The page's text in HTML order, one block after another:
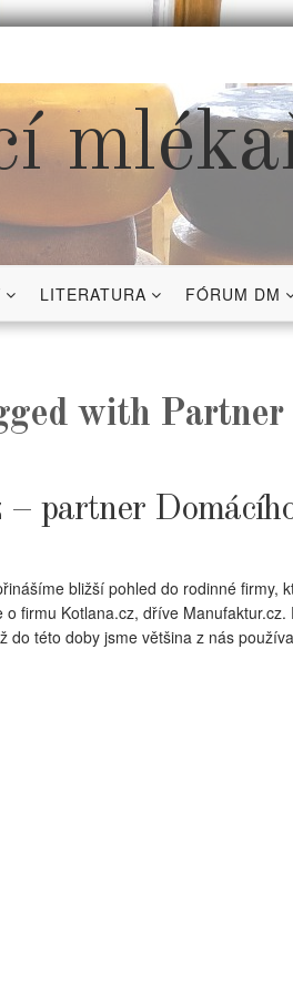
LITERATURA FÓRUM DM
with
– partner
bližší pohled do rodinné firmy,
o firmu Kotlana.cz, dříve
do této doby jsme většina z nás